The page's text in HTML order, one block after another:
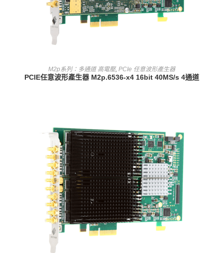
查看內容
M2p系列：多通道 高電壓, PCIe 任意波形產生器
PCIE任意波形產生器 M2p.6536-x4 16bit 40MS/s 4通道